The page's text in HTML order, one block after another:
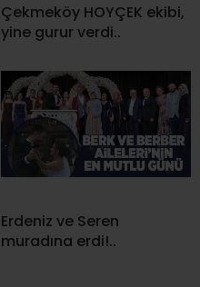
Çekmeköy HOYÇEK ekibi,
yine gurur verdi..
Erdeniz ve Seren
muradına erdi!..